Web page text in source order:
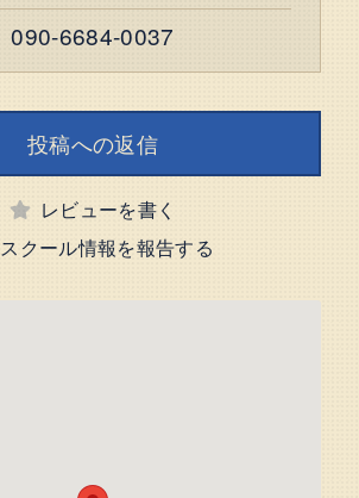
090-6684-0037
投稿への返信
レビューを書く
スクール情報を報告する